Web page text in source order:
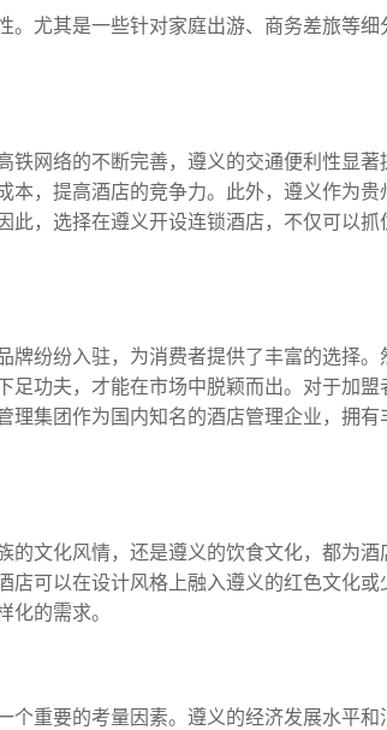
尤其是一些针对家庭出游、商务差旅等
网络的不断完善，遵义的交通便利性显
，提高酒店的竞争力。此外，遵义作为贵
，选择在遵义开设连锁酒店，不仅可以
纷纷入驻，为消费者提供了丰富的选择
功夫，才能在市场中脱颖而出。对于加
集团作为国内知名的酒店管理企业，拥有
文化风情，还是遵义的饮食文化，都为
可以在设计风格上融入遵义的红色文化
化的需求。
重要的考量因素。遵义的经济发展水平